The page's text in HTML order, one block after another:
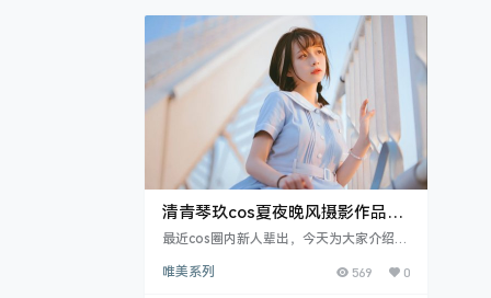
清青琴玖cos夏夜晚风摄影作品图
预览
最近cos圈内新人辈出，今天为大家介绍的
杭，她来自杭州，长得水灵灵的娇小可
唯美系列 569 0